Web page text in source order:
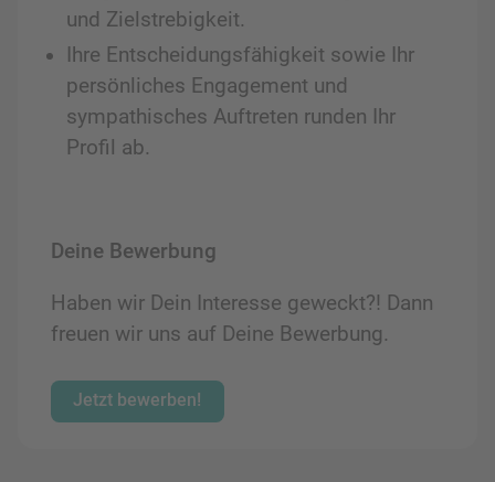
und Zielstrebigkeit.
Ihre Entscheidungsfähigkeit sowie Ihr
persönliches Engagement und
sympathisches Auftreten runden Ihr
Profil ab.
Deine Bewerbung
Haben wir Dein Interesse geweckt?! Dann
freuen wir uns auf Deine Bewerbung.
Jetzt bewerben!